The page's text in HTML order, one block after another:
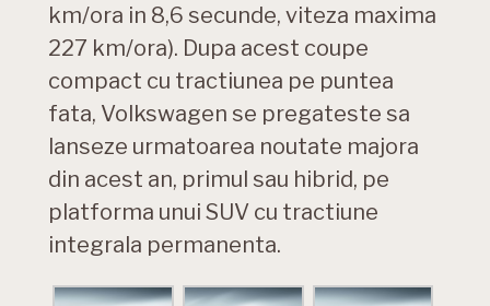
km/ora in 8,6 secunde, viteza maxima
227 km/ora). Dupa acest coupe
compact cu tractiunea pe puntea
fata, Volkswagen se pregateste sa
lanseze urmatoarea noutate majora
din acest an, primul sau hibrid, pe
platforma unui SUV cu tractiune
integrala permanenta.